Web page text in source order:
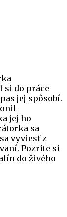
si do práce
jej spôsobí.
jej ho
sa
vyviesť z
Pozrite si
do živého